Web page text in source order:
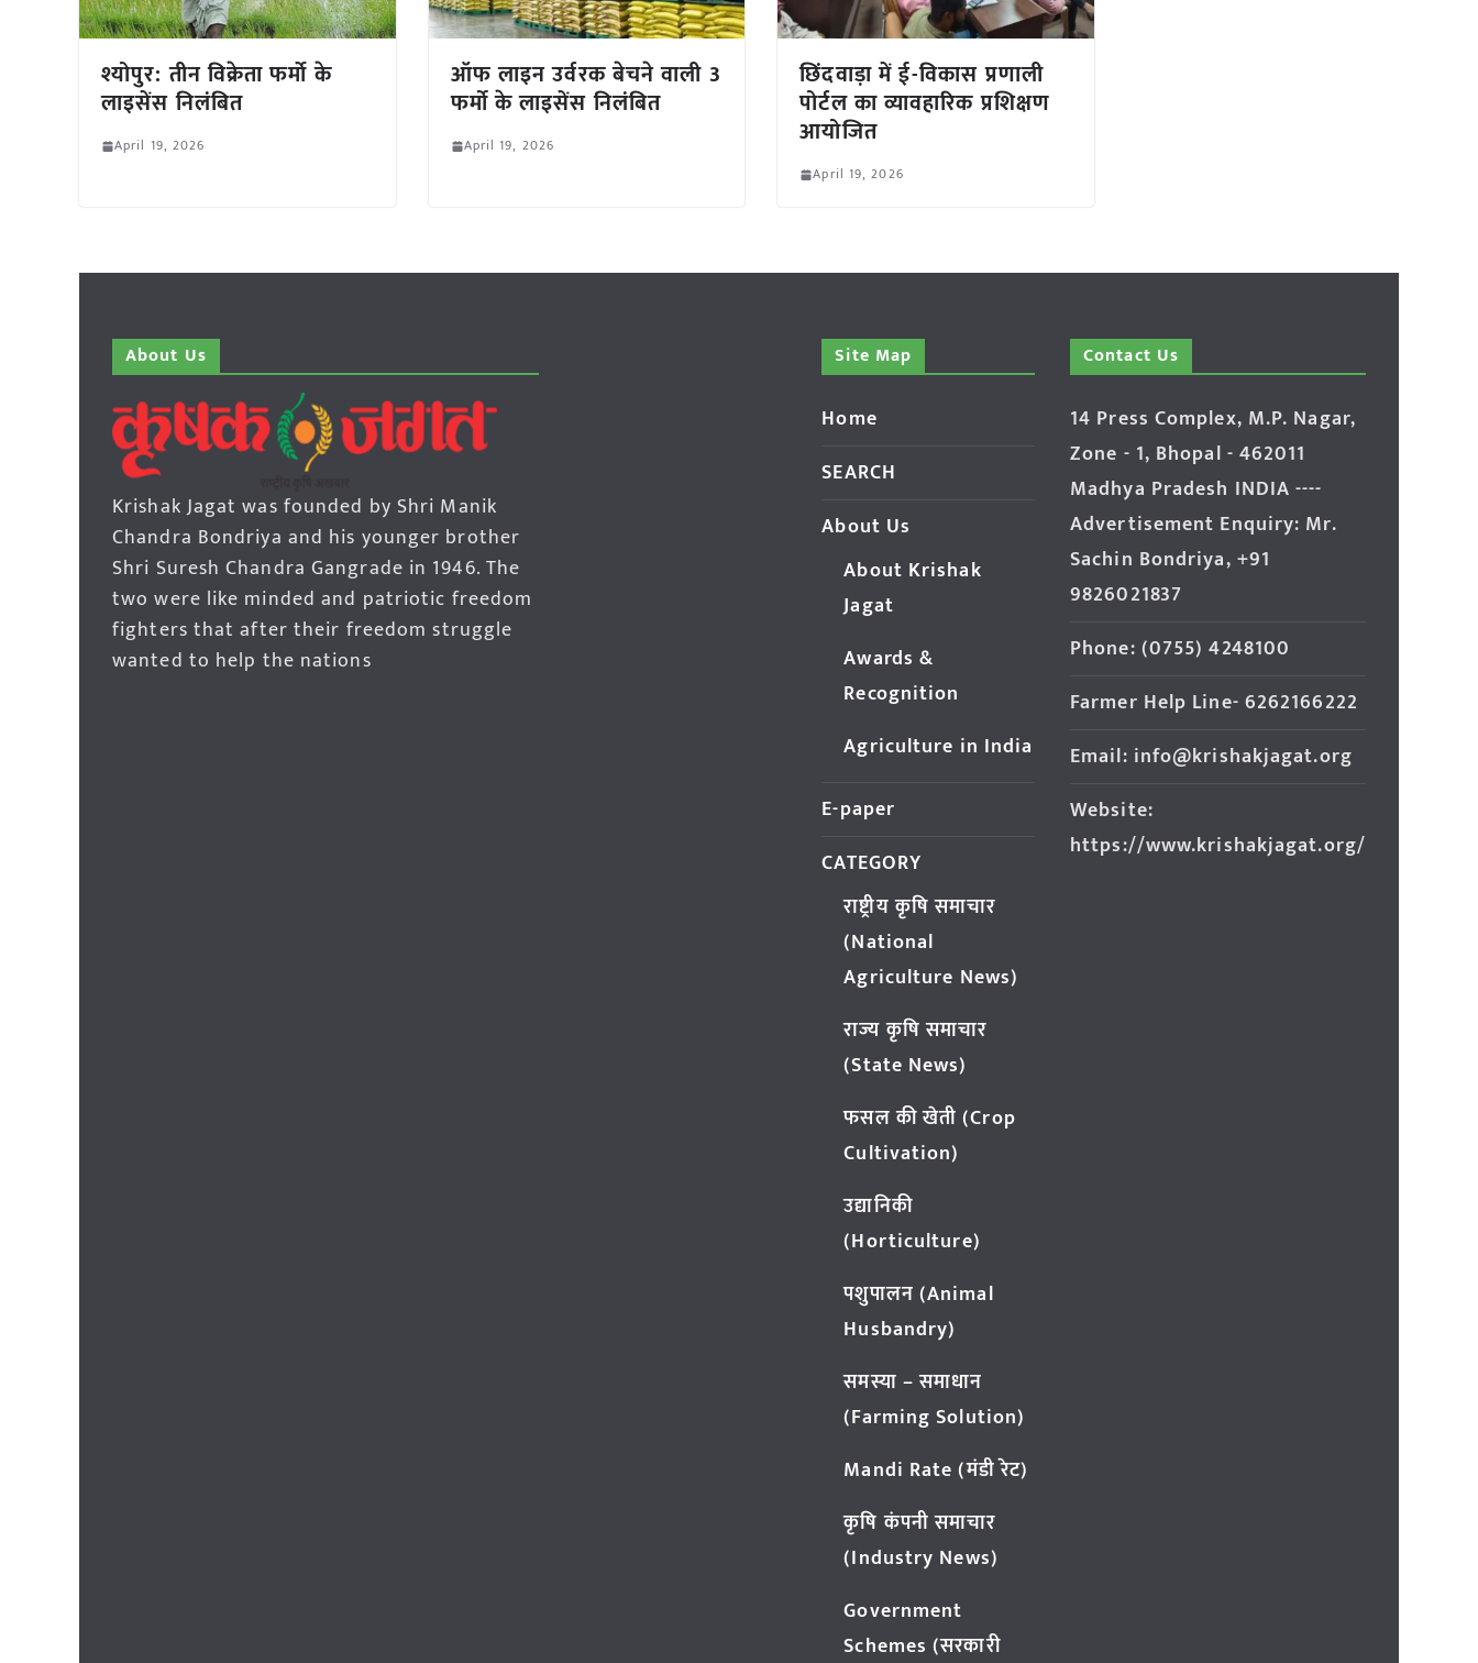
श्योपुर: तीन विक्रेता फर्माे के
लाइसेंस निलंबित
April 19, 2026
ऑफ लाइन उर्वरक बेचने वाली 3
फर्मो के लाइसेंस निलंबित
April 19, 2026
छिंदवाड़ा में ई-विकास प्रणाली
पोर्टल का व्यावहारिक प्रशिक्षण
आयोजित
April 19, 2026
About Us
Krishak Jagat was founded by Shri Manik
Chandra Bondriya and his younger brother
Shri Suresh Chandra Gangrade in 1946. The
two were like minded and patriotic freedom
fighters that after their freedom struggle
wanted to help the nations
Site Map
Home
SEARCH
About Us
About Krishak
Jagat
Awards &
Recognition
Agriculture in India
E-paper
CATEGORY
राष्ट्रीय कृषि समाचार
(National
Agriculture News)
राज्य कृषि समाचार
(State News)
फसल की खेती (Crop
Cultivation)
उद्यानिकी
(Horticulture)
पशुपालन (Animal
Husbandry)
समस्या – समाधान
(Farming Solution)
Mandi Rate (मंडी रेट)
कृषि कंपनी समाचार
(Industry News)
Government
Schemes (सरकारी
Contact Us
14 Press Complex, M.P. Nagar,
Zone - 1, Bhopal - 462011
Madhya Pradesh INDIA ----
Advertisement Enquiry: Mr.
Sachin Bondriya, +91
9826021837
Phone: (0755) 4248100
Farmer Help Line- 6262166222
Email: info@krishakjagat.org
Website:
https://www.krishakjagat.org/